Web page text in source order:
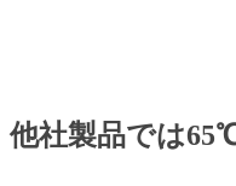
他社製品では